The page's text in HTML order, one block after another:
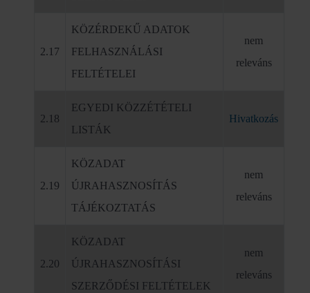
2.17
KÖZÉRDEKŰ ADATOK
FELHASZNÁLÁSI
FELTÉTELEI
nem
releváns
2.18
EGYEDI KÖZZÉTÉTELI
LISTÁK
Hivatkozás
2.19
KÖZADAT
ÚJRAHASZNOSÍTÁS
TÁJÉKOZTATÁS
nem
releváns
2.20
KÖZADAT
ÚJRAHASZNOSÍTÁSI
SZERZŐDÉSI FELTÉTELEK
nem
releváns